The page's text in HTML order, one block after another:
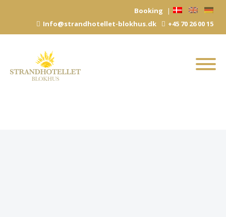
Booking
|
Info@strandhotellet-blokhus.dk
+45 70 26 00 15